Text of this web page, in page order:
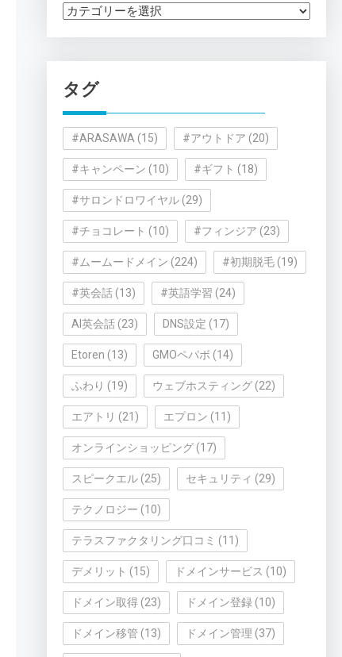
カ
ー
タグ
#ARASAWA (15) #アウトドア (20)
#キャンペーン (10) #ギフト (18)
#サロンドロワイヤル(29)
#チョコレート (10) #フィンジア (23)
#ムームードメイン (224) #初期脱毛(19)
#英会話(13) #英語学習 (24)
AI英会話(23) DNS設定 (17)
Etoren (13) GMOペパボ (14)
ふわり (19) ウェブホスティング(22)
エアトリ (21) エプロン (11)
オンラインショッピング(17)
スピークエル(25) セキュリティ (29)
テクノロジー (10)
テラスファクタリング口コミ (11)
デメリット (15) ドメインサービス (10)
ドメイン取得(23) ドメイン登録 (10)
ドメイン移管 (13) ドメイン管理 (37)